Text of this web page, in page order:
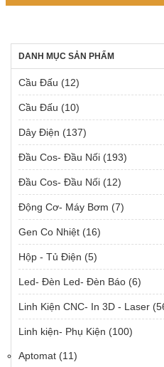
DANH MỤC SẢN PHẨM
Cầu Đấu (12)
Cầu Đấu (10)
Dây Điện (137)
Đầu Cos- Đầu Nối (193)
Đầu Cos- Đầu Nối (12)
Động Cơ- Máy Bơm (7)
Gen Co Nhiệt (16)
Hộp - Tủ Điện (5)
Led- Đèn Led- Đèn Báo (6)
Linh Kiện CNC- In 3D - Laser
Linh kiện- Phụ Kiện (100)
Aptomat (11)